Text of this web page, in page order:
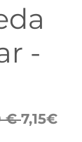
-
€ Preço
7,15€